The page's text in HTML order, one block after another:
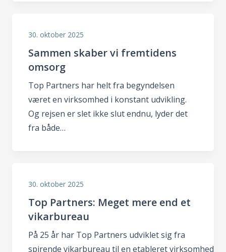
30. oktober 2025
Sammen skaber vi fremtidens
omsorg
Top Partners har helt fra begyndelsen
været en virksomhed i konstant udvikling.
Og rejsen er slet ikke slut endnu, lyder det
fra både…
30. oktober 2025
Top Partners: Meget mere end et
vikarbureau
På 25 år har Top Partners udviklet sig fra
spirende vikarbureau til en etableret virksomhed